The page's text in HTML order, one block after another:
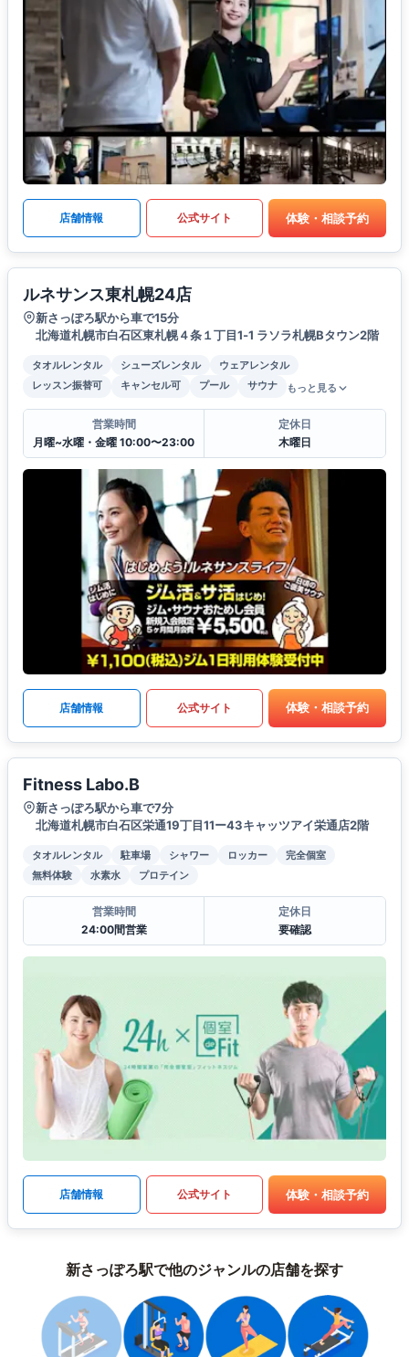
店舗情報 公式サイト 体験・相談予約
ルネサンス東札幌24店
新さっぽろ駅から車で15分
北海道札幌市白石区東札幌４条１丁目1‐1 ラソラ札幌Bタウン2階
タオルレンタル シューズレンタル
ウェアレンタル
レッスン振替可
キャンセル可 プール サウナ もっと見る
営業時間
月曜~水曜・金曜 10:00〜23:00
定休日
木曜日
店舗情報 公式サイト 体験・相談予約
Fitness Labo.B
新さっぽろ駅から車で7分
北海道札幌市白石区栄通19丁目11ー43キャッツアイ栄通店2階
タオルレンタル 駐車場 シャワー ロッカー
完全個室
無料体験
水素水 プロテイン
営業時間
24:00間営業
定休日
要確認
店舗情報 公式サイト 体験・相談予約
新さっぽろ駅で他のジャンルの店舗を探す